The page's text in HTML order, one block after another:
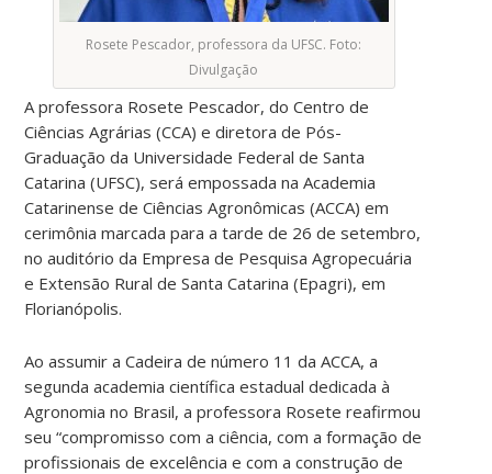
Rosete Pescador, professora da UFSC. Foto:
Divulgação
A professora Rosete Pescador, do Centro de
Ciências Agrárias (CCA) e diretora de Pós-
Graduação da Universidade Federal de Santa
Catarina (UFSC), será empossada na Academia
Catarinense de Ciências Agronômicas (ACCA) em
cerimônia marcada para a tarde de 26 de setembro,
no auditório da Empresa de Pesquisa Agropecuária
e Extensão Rural de Santa Catarina (Epagri), em
Florianópolis.
Ao assumir a Cadeira de número 11 da ACCA, a
segunda academia científica estadual dedicada à
Agronomia no Brasil, a professora Rosete reafirmou
seu “compromisso com a ciência, com a formação de
profissionais de excelência e com a construção de